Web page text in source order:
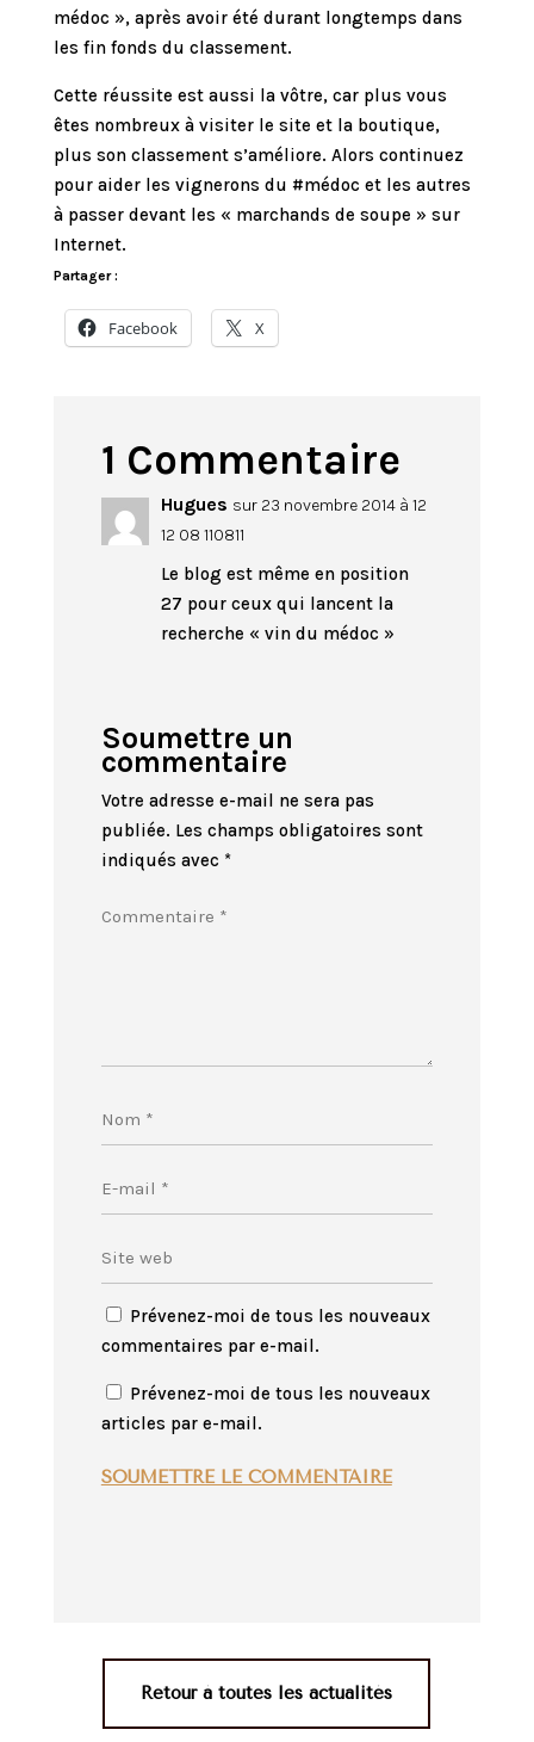
médoc », après avoir été durant longtemps dans
les fin fonds du classement.
Cette réussite est aussi la vôtre, car plus vous
êtes nombreux à visiter le site et la boutique,
plus son classement s’améliore. Alors continuez
pour aider les vignerons du #médoc et les autres
à passer devant les « marchands de soupe » sur
Internet.
Partager :
Facebook X
1 Commentaire
Hugues sur 23 novembre 2014 à 12
12 08 110811
Le blog est même en position
27 pour ceux qui lancent la
recherche « vin du médoc »
Soumettre un
commentaire
Votre adresse e-mail ne sera pas
publiée. Les champs obligatoires sont
indiqués avec *
Prévenez-moi de tous les nouveaux
commentaires par e-mail.
Prévenez-moi de tous les nouveaux
articles par e-mail.
SOUMETTRE LE COMMENTAIRE
Retour à toutes les actualités